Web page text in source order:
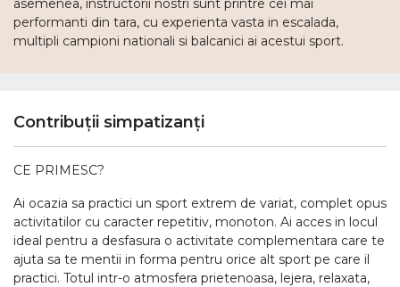
asemenea, instructorii nostri sunt printre cei mai
performanti din tara, cu experienta vasta in escalada,
multipli campioni nationali si balcanici ai acestui sport.
Contribuții simpatizanți
CE PRIMESC?
Ai ocazia sa practici un sport extrem de variat, complet opus
activitatilor cu caracter repetitiv, monoton. Ai acces in locul
ideal pentru a desfasura o activitate complementara care te
ajuta sa te mentii in forma pentru orice alt sport pe care il
practici. Totul intr-o atmosfera prietenoasa, lejera, relaxata,